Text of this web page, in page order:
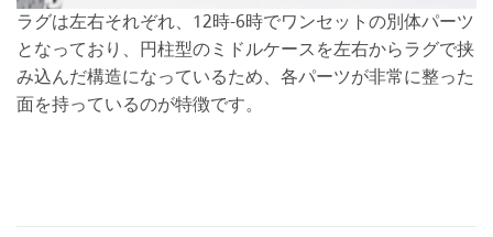
ラグは左右それぞれ、12時-6時でワンセットの別体パーツ
となっており、円柱型のミドルケースを左右からラグで挟
み込んだ構造になっているため、各パーツが非常に整った
面を持っているのが特徴です。